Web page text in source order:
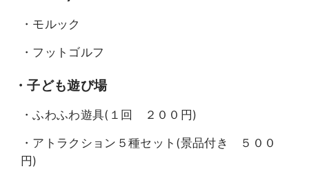
・モルック
・フットゴルフ
・子ども遊び場
・ふわふわ遊具(１回 ２００円)
・アトラクション５種セット(景品付き ５００
円)